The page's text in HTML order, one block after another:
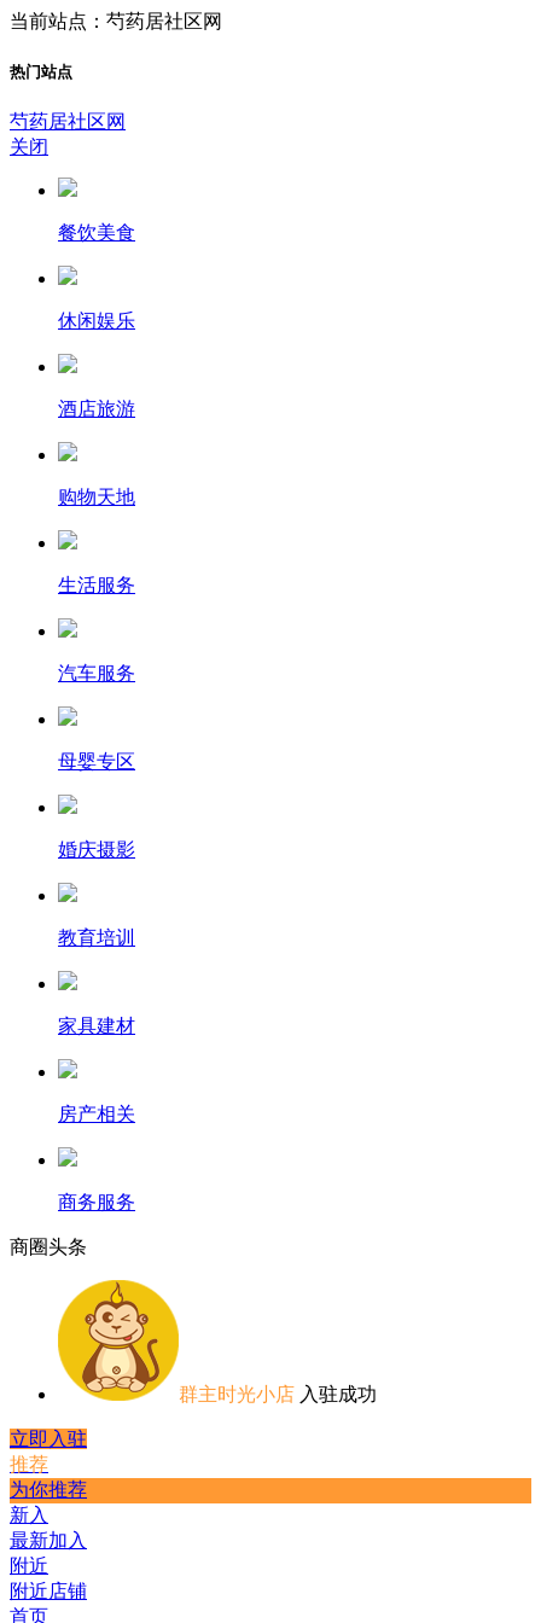
当前站点：芍药居社区网
热门站点
芍药居社区网
关闭
餐饮美食
休闲娱乐
酒店旅游
购物天地
生活服务
汽车服务
母婴专区
婚庆摄影
教育培训
家具建材
房产相关
商务服务
商圈头条
群主时光小店 入驻成功
立即入驻
推荐
为你推荐
新入
最新加入
附近
附近店铺
首页